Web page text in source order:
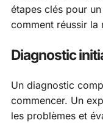
étapes clés pour
comment réussir la
Diagnostic
Un diagnostic
commencer. Un
les problèmes et